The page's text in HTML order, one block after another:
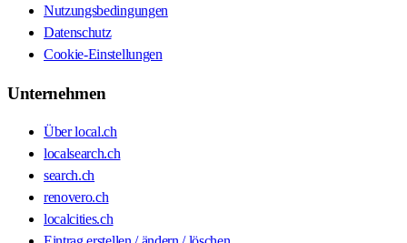
Nutzungsbedingungen
Datenschutz
Cookie-Einstellungen
Unternehmen
Über local.ch
localsearch.ch
search.ch
renovero.ch
localcities.ch